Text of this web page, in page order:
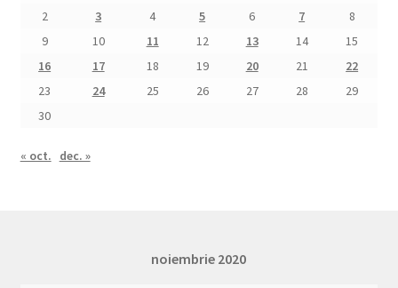
2
3 4 5 6 7
8
9
10 11 12 13 14
15
16
17 18 19 20 21
22
23
24 25 26 27 28
29
30
« oct. dec. »
noiembrie 2020